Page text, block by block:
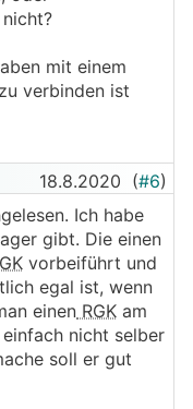
mit einem
verbinden ist
18.8.2020 (#6)
Ich habe
gibt. Die einen
vorbeiführt und
egal ist, wenn
einen RGK am
nicht selber
soll er gut